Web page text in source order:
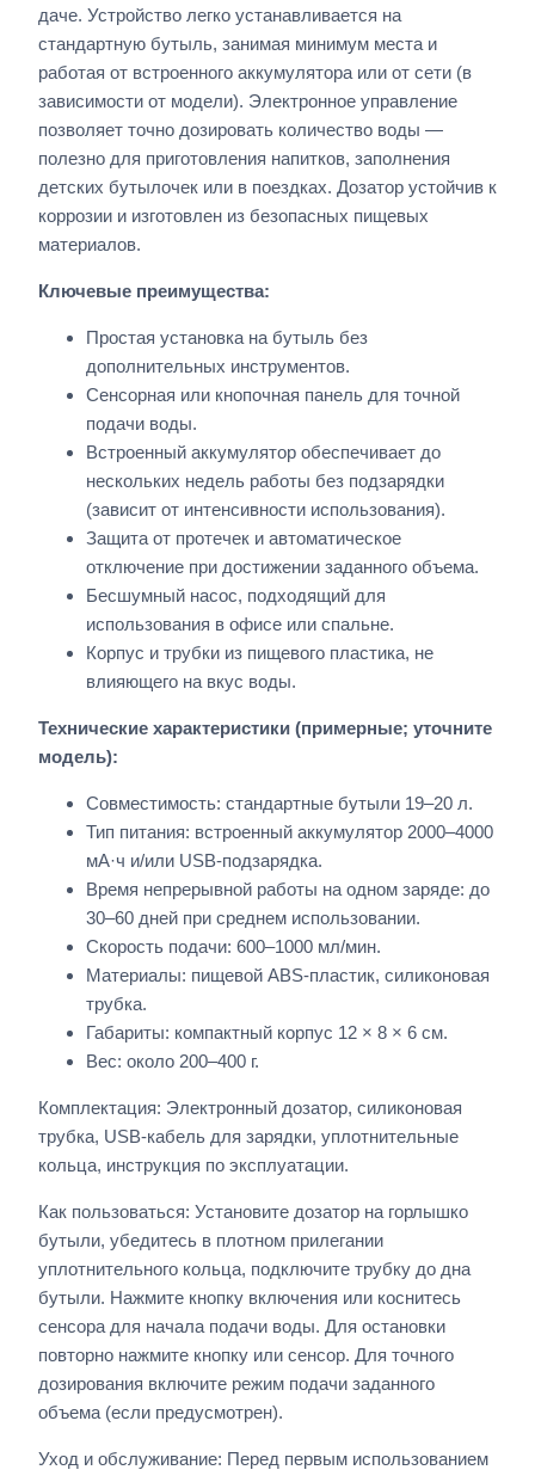
даче. Устройство легко устанавливается на
стандартную бутыль, занимая минимум места и
работая от встроенного аккумулятора или от сети (в
зависимости от модели). Электронное управление
позволяет точно дозировать количество воды —
полезно для приготовления напитков, заполнения
детских бутылочек или в поездках. Дозатор устойчив к
коррозии и изготовлен из безопасных пищевых
материалов.
Ключевые преимущества:
Простая установка на бутыль без
дополнительных инструментов.
Сенсорная или кнопочная панель для точной
подачи воды.
Встроенный аккумулятор обеспечивает до
нескольких недель работы без подзарядки
(зависит от интенсивности использования).
Защита от протечек и автоматическое
отключение при достижении заданного объема.
Бесшумный насос, подходящий для
использования в офисе или спальне.
Корпус и трубки из пищевого пластика, не
влияющего на вкус воды.
Технические характеристики (примерные; уточните
модель):
Совместимость: стандартные бутыли 19–20 л.
Тип питания: встроенный аккумулятор 2000–4000
мА·ч и/или USB-подзарядка.
Время непрерывной работы на одном заряде: до
30–60 дней при среднем использовании.
Скорость подачи: 600–1000 мл/мин.
Материалы: пищевой ABS-пластик, силиконовая
трубка.
Габариты: компактный корпус 12 × 8 × 6 см.
Вес: около 200–400 г.
Комплектация: Электронный дозатор, силиконовая
трубка, USB-кабель для зарядки, уплотнительные
кольца, инструкция по эксплуатации.
Как пользоваться: Установите дозатор на горлышко
бутыли, убедитесь в плотном прилегании
уплотнительного кольца, подключите трубку до дна
бутыли. Нажмите кнопку включения или коснитесь
сенсора для начала подачи воды. Для остановки
повторно нажмите кнопку или сенсор. Для точного
дозирования включите режим подачи заданного
объема (если предусмотрен).
Уход и обслуживание: Перед первым использованием